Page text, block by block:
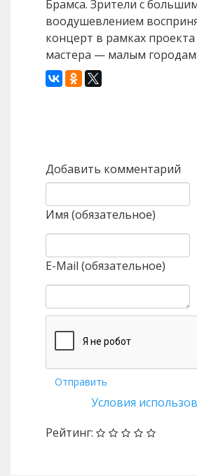
Брамса. Зрители с
воодушевлением
концерт в рамках
мастера — малым
Добавить комментарий
Имя (обязательное)
E-Mail (обязательное)
Отправить
Условия
Рейтинг: